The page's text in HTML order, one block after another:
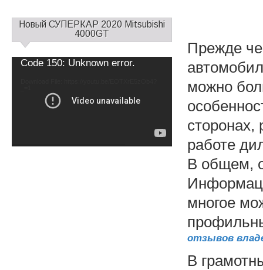
Прежде
можно
сторонах,
работе
В общем,
многое
отзывов
В
С
й
д
Новый СУПЕРКАР 2020 Mitsubishi
4000GT
Video
Code 150: Unknown error.